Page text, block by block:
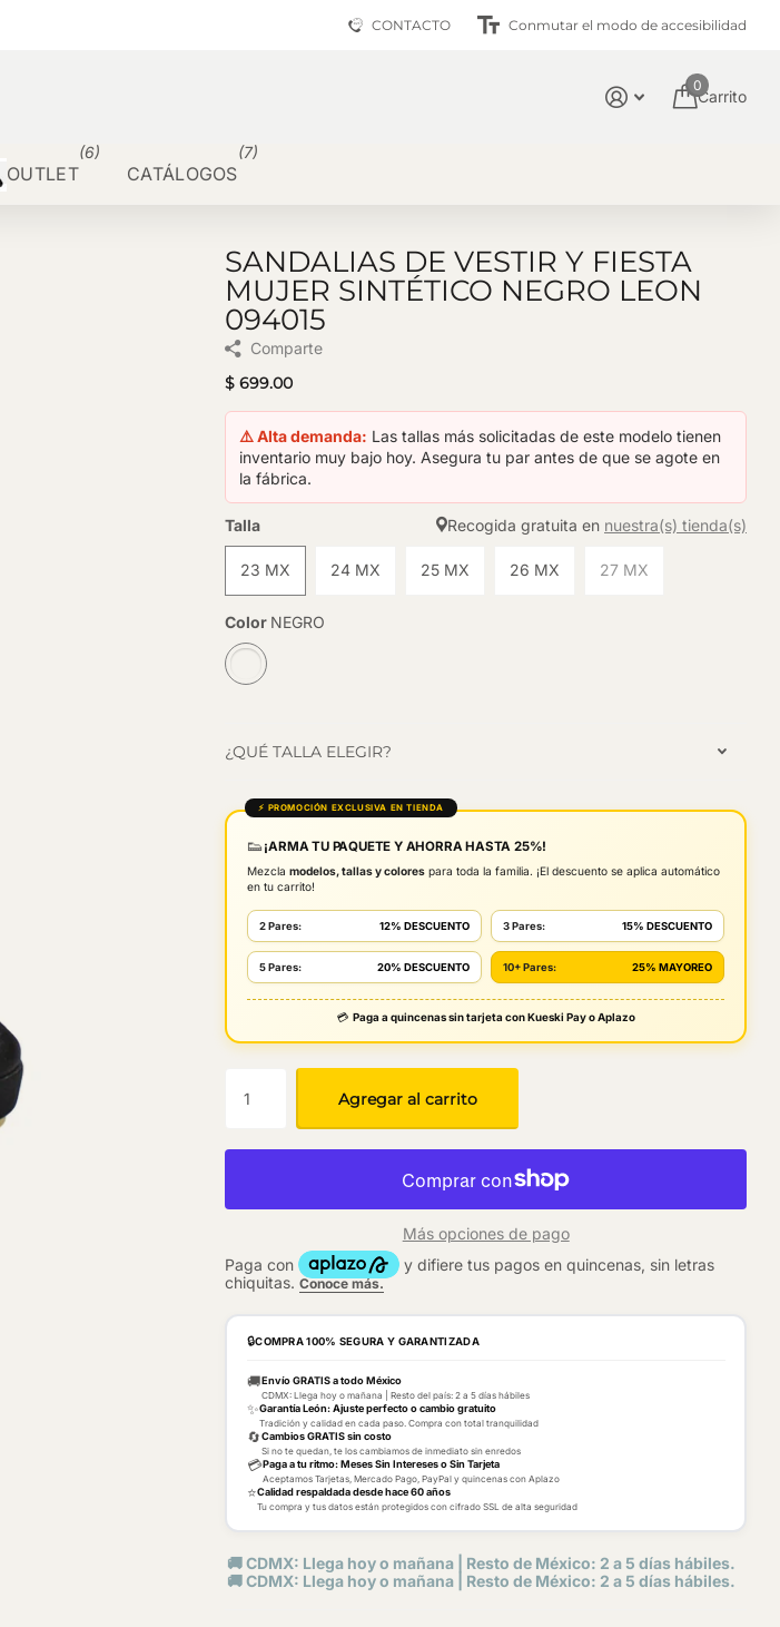
📦 Calidad Garantizada
CONTACTO Conmutar el modo de accesibilidad
Carrito
0
OUTLET
(6)
CATÁLOGOS
(7)
SANDALIAS DE VESTIR Y FIESTA
MUJER SINTÉTICO NEGRO LEON
094015
Comparte
$ 699.00
⚠️ Alta demanda: Las tallas más solicitadas de este modelo tienen
inventario muy bajo hoy. Asegura tu par antes de que se agote en
la fábrica.
Talla Recogida gratuita en nuestra(s) tienda(s)
23 MX 24 MX 25 MX 26 MX 27 MX
Color NEGRO
¿QUÉ TALLA ELEGIR?
⚡ PROMOCIÓN EXCLUSIVA EN TIENDA
👟 ¡ARMA TU PAQUETE Y AHORRA HASTA 25%!
Mezclamodelos, tallas y colores para toda la familia. ¡El descuento se aplica automático
en tu carrito!
2 Pares: 12% DESCUENTO 3 Pares: 15% DESCUENTO
5 Pares: 20% DESCUENTO 10+ Pares: 25% MAYOREO
💳 Paga a quincenas sin tarjeta con Kueski Pay o Aplazo
Agregar al carrito
Más opciones de pago
🔒COMPRA 100% SEGURA Y GARANTIZADA
🚚Envío GRATIS a todo México
CDMX: Llega hoy o mañana | Resto del país: 2 a 5 días hábiles
✨Garantía León: Ajuste perfecto o cambio gratuito
Tradición y calidad en cada paso. Compra con total tranquilidad
🔄Cambios GRATIS sin costo
Si no te quedan, te los cambiamos de inmediato sin enredos
💳Paga a tu ritmo: Meses Sin Intereses o Sin Tarjeta
Aceptamos Tarjetas, Mercado Pago, PayPal y quincenas con Aplazo
⭐Calidad respaldada desde hace 60 años
Tu compra y tus datos están protegidos con cifrado SSL de alta seguridad
🚚 CDMX: Llega hoy o mañana | Resto de México: 2 a 5 días hábiles.
🚚 CDMX: Llega hoy o mañana | Resto de México: 2 a 5 días hábiles.